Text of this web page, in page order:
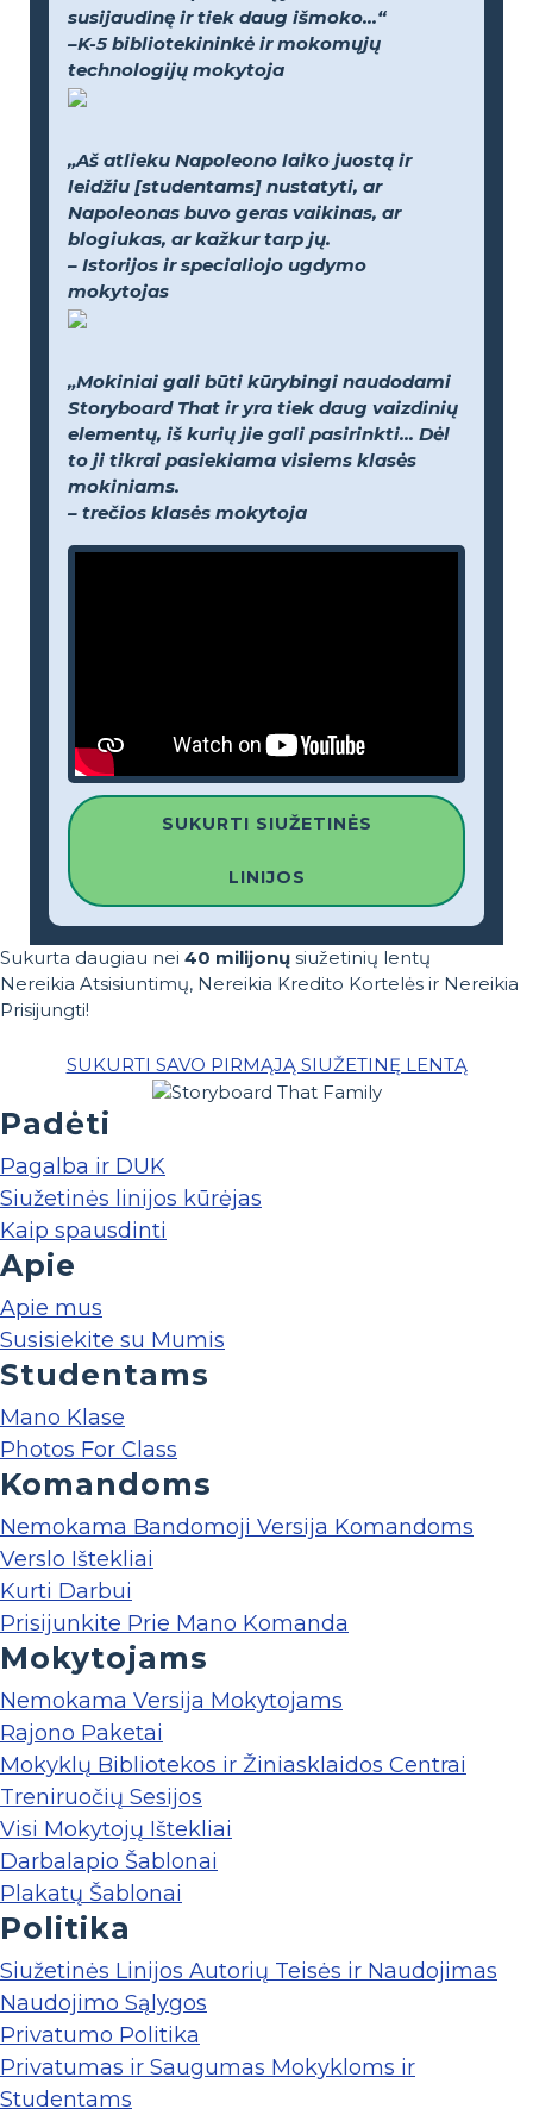
susijaudinę ir tiek daug išmoko...“
–K-5 bibliotekininkė ir mokomųjų
technologijų mokytoja
„Aš atlieku Napoleono laiko juostą ir
leidžiu [studentams] nustatyti, ar
Napoleonas buvo geras vaikinas, ar
blogiukas, ar kažkur tarp jų.
– Istorijos ir specialiojo ugdymo
mokytojas
„Mokiniai gali būti kūrybingi naudodami
Storyboard That ir yra tiek daug vaizdinių
elementų, iš kurių jie gali pasirinkti... Dėl
to ji tikrai pasiekiama visiems klasės
mokiniams.
– trečios klasės mokytoja
SUKURTI SIUŽETINĖS
LINIJOS
Sukurta daugiau nei 40 milijonų siužetinių lentų
Nereikia Atsisiuntimų, Nereikia Kredito Kortelės ir Nereikia
Prisijungti!
SUKURTI SAVO PIRMĄJĄ SIUŽETINĘ LENTĄ
Padėti
Pagalba ir DUK
Siužetinės linijos kūrėjas
Kaip spausdinti
Apie
Apie mus
Susisiekite su Mumis
Studentams
Mano Klase
Photos For Class
Komandoms
Nemokama Bandomoji Versija Komandoms
Verslo Ištekliai
Kurti Darbui
Prisijunkite Prie Mano Komanda
Mokytojams
Nemokama Versija Mokytojams
Rajono Paketai
Mokyklų Bibliotekos ir Žiniasklaidos Centrai
Treniruočių Sesijos
Visi Mokytojų Ištekliai
Darbalapio Šablonai
Plakatų Šablonai
Politika
Siužetinės Linijos Autorių Teisės ir Naudojimas
Naudojimo Sąlygos
Privatumo Politika
Privatumas ir Saugumas Mokykloms ir
Studentams